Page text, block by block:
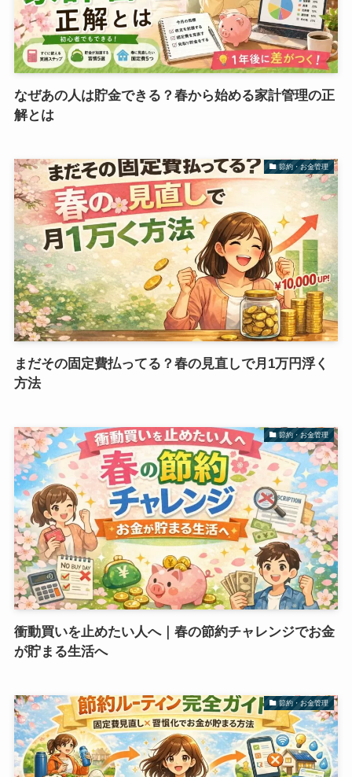
なぜあの人は貯金できる？春から始める家計管理の正
解とは
節約・お金管理
まだその固定費払ってる？春の見直しで月1万円浮く
方法
節約・お金管理
衝動買いを止めたい人へ｜春の節約チャレンジでお金
が貯まる生活へ
節約・お金管理